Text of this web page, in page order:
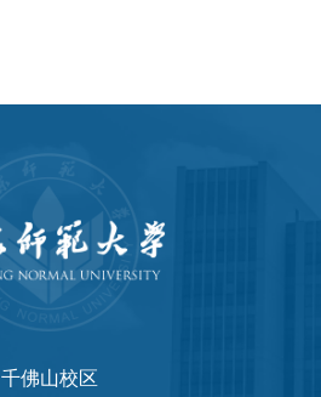
千佛山校区